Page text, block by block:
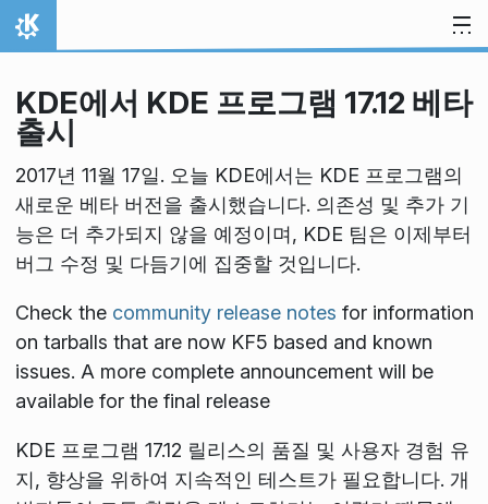
내용으로 이동
홈
KDE에서 KDE 프로그램 17.12 베타
출시
2017년 11월 17일. 오늘 KDE에서는 KDE 프로그램의
새로운 베타 버전을 출시했습니다. 의존성 및 추가 기
능은 더 추가되지 않을 예정이며, KDE 팀은 이제부터
버그 수정 및 다듬기에 집중할 것입니다.
Check the community release notes for information
on tarballs that are now KF5 based and known
issues. A more complete announcement will be
available for the final release
KDE 프로그램 17.12 릴리스의 품질 및 사용자 경험 유
지, 향상을 위하여 지속적인 테스트가 필요합니다. 개